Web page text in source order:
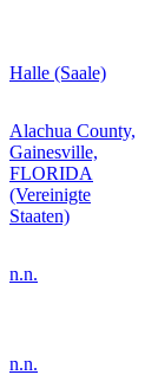
Halle (Saale)
Alachua County,
Gainesville,
FLORIDA
(Vereinigte
Staaten)
n.n.
n.n.